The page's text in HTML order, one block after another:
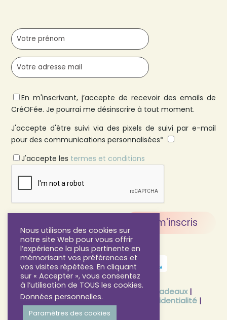
En m'inscrivant, j’accepte de recevoir des emails de
CréOFée. Je pourrai me désinscrire à tout moment.
J'accepte d'être suivi via des pixels de suivi par e-mail
pour des communications personnalisées*
J'accepte les termes et conditions
FAQ|CGV|CGU |CGV Cartes Cadeaux|
Mentions légales|Politique de confidentialité |
Programme de fidélité
Nous utilisons des cookies sur
notre site Web pour vous offrir
l’expérience la plus pertinente en
mémorisant vos préférences et
vos visites répétées. En cliquant
sur « Accepter », vous consentez
à l’utilisation de TOUS les cookies.
Données personnelles.
Paramètres des cookies